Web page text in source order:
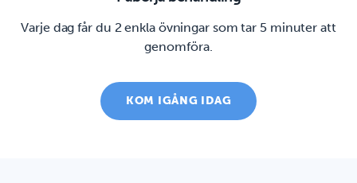
Varje dag får du 2 enkla övningar som tar 5 minuter att
genomföra.
KOM IGÅNG IDAG